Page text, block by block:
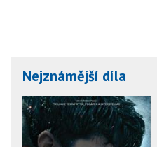
Nejznámější díla